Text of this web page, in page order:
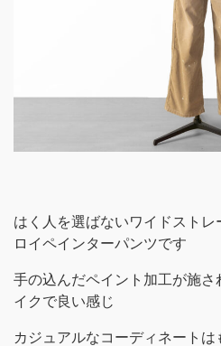
はく人を選ばないワイドストレ
ロイペインターパンツです
手の込んだペイント加工が施
イクで良い感じ
カジュアルなコーディネート